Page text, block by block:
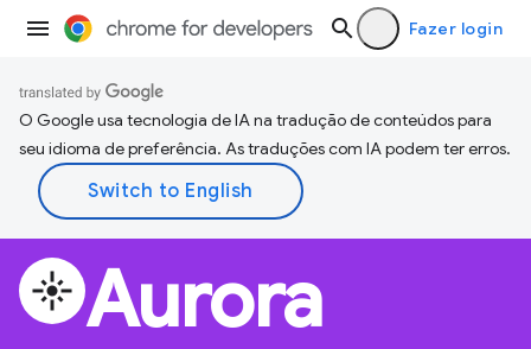
Fazer login
O Google usa tecnologia de IA na tradução de conteúdos para
seu idioma de preferência. As traduções com IA podem ter erros.
flare Aurora